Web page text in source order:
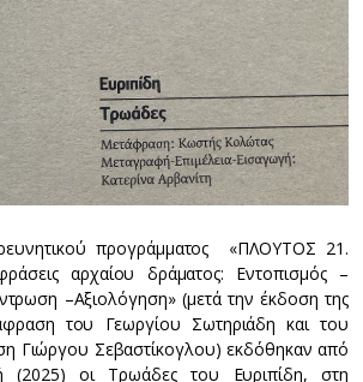
προγράμματος «ΠΛΟΥΤΟΣ 21.
αρχαίου δράματος: Εντοπισμός –
–Αξιολόγηση» (μετά την έκδοση της
του Γεωργίου Σωτηριάδη και του
Γιώργου Σεβαστίκογλου) εκδόθηκαν από
(2025) οι Τρωάδες του Ευριπίδη, στη